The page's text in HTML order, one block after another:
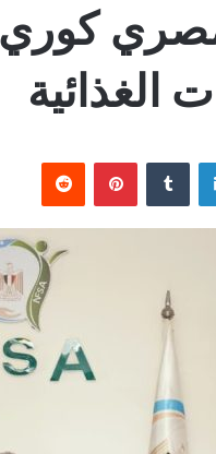
الغذائية
لينكدإن بينتيريست